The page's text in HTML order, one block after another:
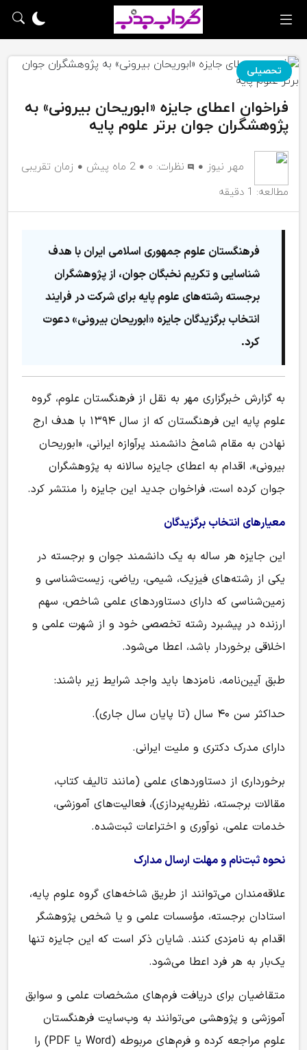
تحصیلی
فراخوان اعطای جایزه «ابوریحان بیرونی» به
پژوهشگران جوان برتر علوم پایه
مهر نیوز نظرات: ۰ 2 ماه پیش
زمان تقریبی
مطالعه: 1 دقیقه
فرهنگستان علوم جمهوری اسلامی ایران با هدف
شناسایی و تکریم نخبگان جوان، از پژوهشگران
برجسته رشته‌های علوم پایه برای شرکت در فرایند
انتخاب برگزیدگان جایزه «ابوریحان بیرونی» دعوت
کرد.
به گزارش خبرگزاری مهر به نقل از فرهنگستان علوم، گروه
علوم پایه این فرهنگستان که از سال ۱۳۹۴ با هدف ارج
نهادن به مقام شامخ دانشمند پرآوازه ایرانی، «ابوریحان
بیرونی»، اقدام به اعطای جایزه سالانه به پژوهشگران
جوان کرده است، فراخوان جدید این جایزه را منتشر کرد.
معیارهای انتخاب برگزیدگان
این جایزه هر ساله به یک دانشمند جوان و برجسته در
یکی از رشته‌های فیزیک، شیمی، ریاضی، زیست‌شناسی و
زمین‌شناسی که دارای دستاوردهای علمی شاخص، سهم
ارزنده در پیشبرد رشته تخصصی خود و از شهرت علمی و
اخلاقی برخوردار باشد، اعطا می‌شود.
طبق آیین‌نامه، نامزدها باید واجد شرایط زیر باشند:
حداکثر سن ۴۰ سال (تا پایان سال جاری).
دارای مدرک دکتری و ملیت ایرانی.
برخورداری از دستاوردهای علمی (مانند تالیف کتاب،
مقالات برجسته، نظریه‌پردازی)، فعالیت‌های آموزشی،
خدمات علمی، نوآوری و اختراعات ثبت‌شده.
نحوه ثبت‌نام و مهلت ارسال مدارک
علاقه‌مندان می‌توانند از طریق شاخه‌های گروه علوم پایه،
استادان برجسته، مؤسسات علمی و یا شخص پژوهشگر
اقدام به نامزدی کنند. شایان ذکر است که این جایزه تنها
یک‌بار به هر فرد اعطا می‌شود.
متقاضیان برای دریافت فرم‌های مشخصات علمی و سوابق
آموزشی و پژوهشی می‌توانند به وب‌سایت فرهنگستان
علوم مراجعه کرده و فرم‌های مربوطه (Word یا PDF) را